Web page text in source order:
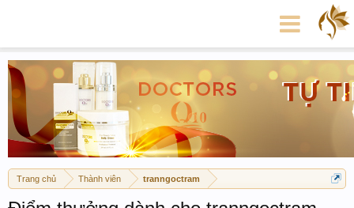
Trang chủ Thành viên tranngoctram